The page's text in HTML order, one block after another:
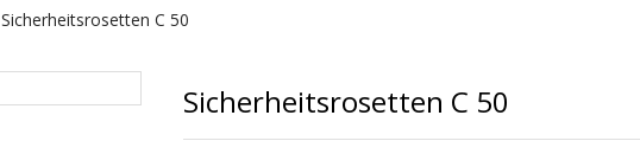
Sicherheitsrosetten C 50
Sicherheitsrosetten C 50